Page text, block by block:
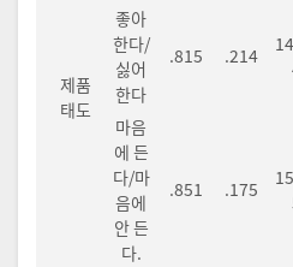
제품
태도
좋아
한다/
싫어
한다
.815 .214
마음
에 든
다/마
음에
안 든
다.
.851 .175